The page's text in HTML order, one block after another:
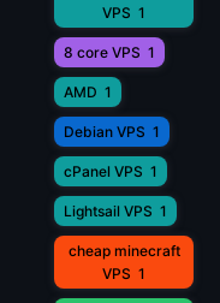
VPS 1
8 core VPS 1
AMD 1
Debian VPS 1
cPanel VPS 1
Lightsail VPS 1
cheap minecraft
VPS 1